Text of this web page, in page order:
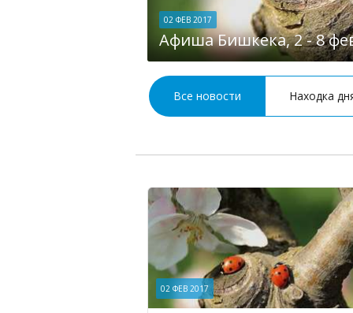
02 ФЕВ 2017
Афиша Бишкека, 2 - 8
Все новости Находка
02 ФЕВ 2017